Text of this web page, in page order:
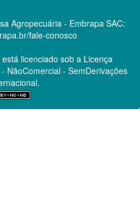
Agropecuária - Embrapa SAC:
fale-conosco
licenciado sob a Licença
NãoComercial - SemDerivações